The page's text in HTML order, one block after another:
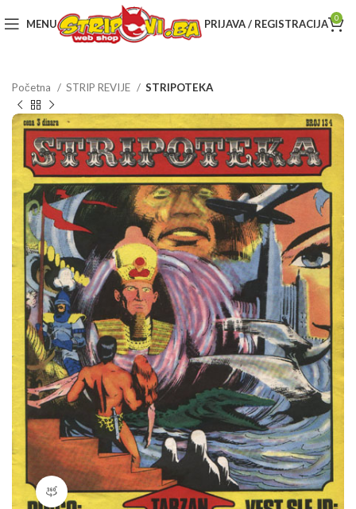
MENU PRIJAVA / REGISTRACIJA 0
Početna STRIP REVIJE STRIPOTEKA
360 product view